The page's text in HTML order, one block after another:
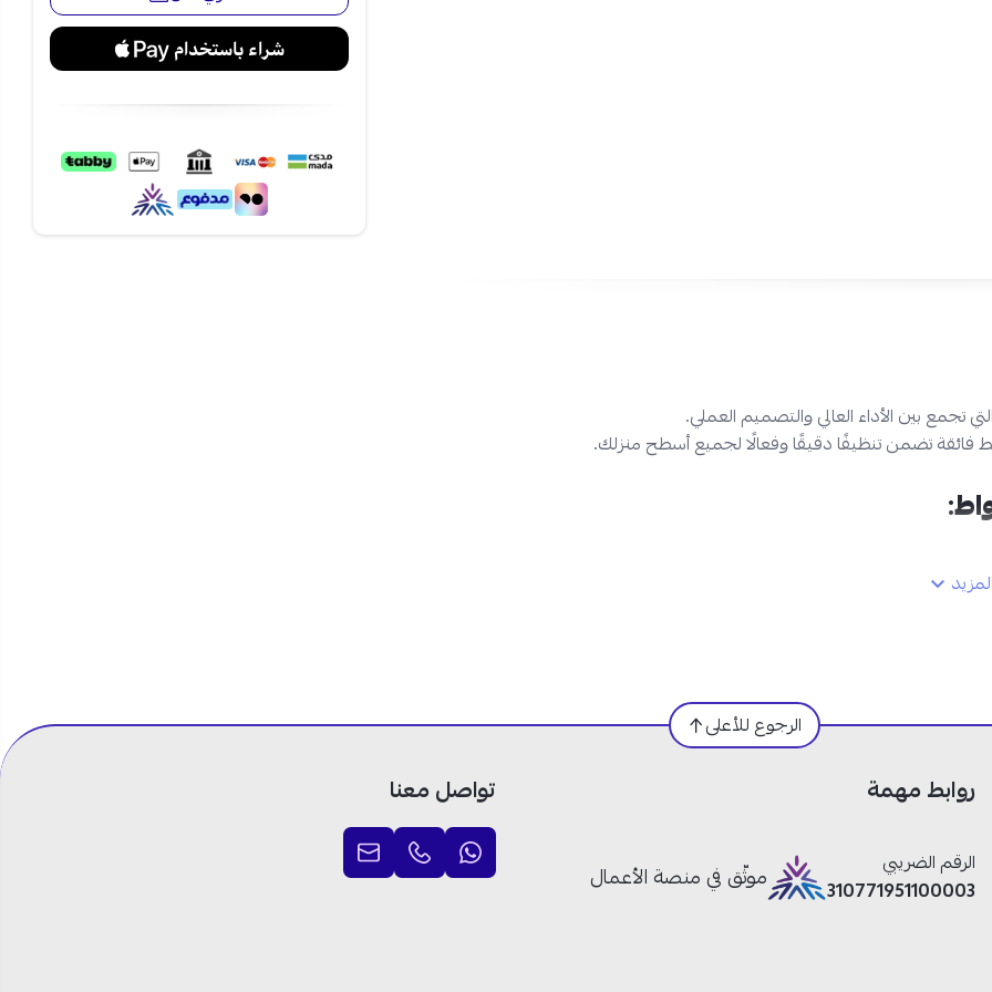
:
الرجوع للأعلى
روابط مهمة
الرقم الضريبي
310771951100003
موثّق في منصة الأعمال
تواصل معنا